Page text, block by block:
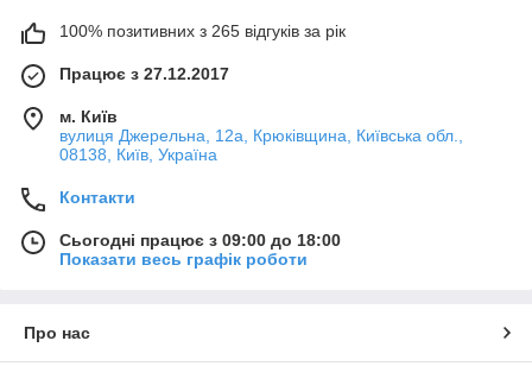
100% позитивних з 265 відгуків за рік
Працює з 27.12.2017
м. Київ
вулиця Джерельна, 12а, Крюківщина, Київська обл.,
08138, Київ, Україна
Контакти
Сьогодні працює з 09:00 до 18:00
Показати весь графік роботи
Про нас